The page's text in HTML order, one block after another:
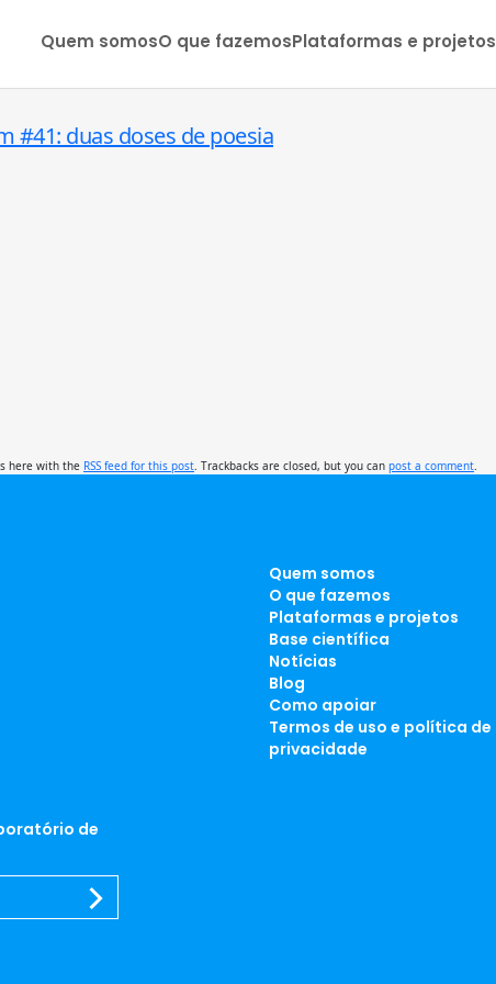
Quem somosO que fazemosPlataformas e projetos
#41: duas doses de poesia
here with the RSS feed for this post . Trackbacks are closed, but you can post a comment
de
Quem somos
O que fazemos
Plataformas e projetos
Base científica
Notícias
Blog
Como apoiar
Termos de uso e política de
privacidade